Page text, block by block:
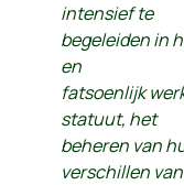
intensief te
begeleidenin
en
fatsoenlijk
statuut, het
beheren van
verschillen